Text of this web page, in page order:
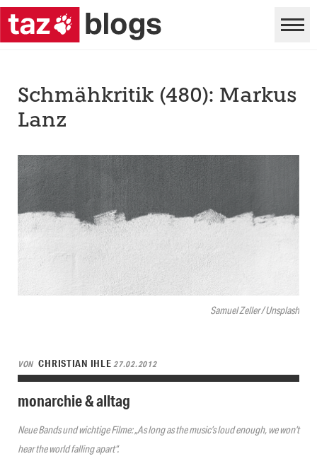
Samuel Zeller / Unsplash
Schmähkritik (480): Markus
Lanz
VON CHRISTIAN IHLE27.02.2012
monarchie & alltag
Neue Bands und wichtige Filme: „As long as the music’s loud enough, we won’t
hear the world falling apart“.